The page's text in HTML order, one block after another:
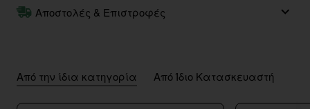
Αποστολές & Επιστροφές
Από την ίδια κατηγορία Από Ίδιο Κατασκευαστή